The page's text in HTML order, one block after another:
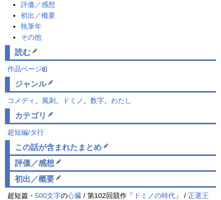
評価／感想
初出／概要
執筆年
その他
読む
作品ページ
ジャンル
コメディ 風刺 ドミノ 数字 わたし
カテゴリ
超短編/タ行
この話が含まれた まとめ
評価／感想
初出／概要
超短篇・ 500文字の心臓 / 第102回競作「 ドミノの時代 」 / 正選王